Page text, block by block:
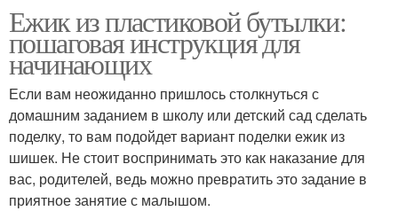
Ежик из пластиковой бутылки:
пошаговая инструкция для
начинающих
Если вам неожиданно пришлось столкнуться с
домашним заданием в школу или детский сад сделать
поделку, то вам подойдет вариант поделки ежик из
шишек. Не стоит воспринимать это как наказание для
вас, родителей, ведь можно превратить это задание в
приятное занятие с малышом.